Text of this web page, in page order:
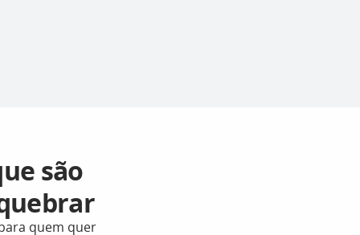
são
quem quer